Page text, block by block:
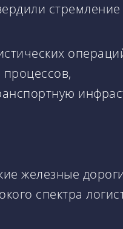
стремление
железные
спектра